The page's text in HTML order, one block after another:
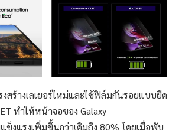
สร้างเลเยอร์ใหม่และใช้ฟิล์มกันรอยแบบยืด
ทำให้หน้าจอของ Galaxy
ข็งแรงเพิ่มขึ้นกว่าเดิมถึง 80% โดยเมื่อพับ